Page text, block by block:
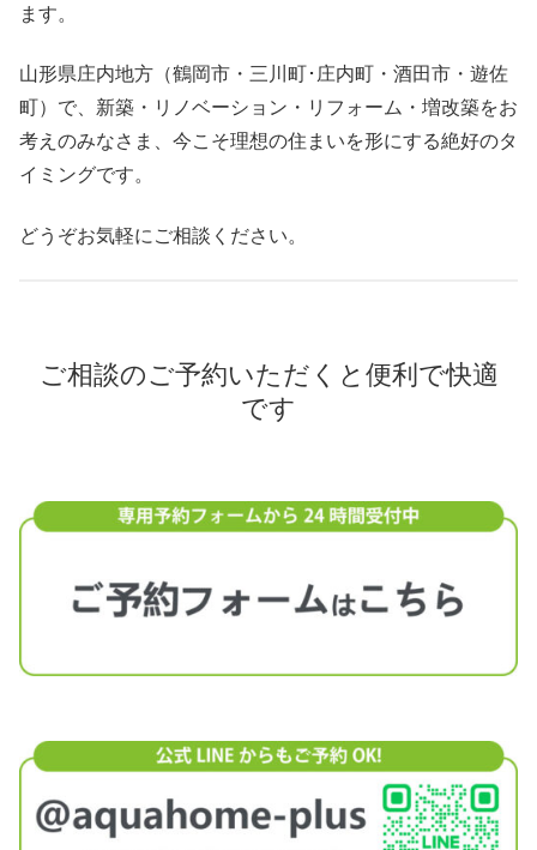
ます。
山形県庄内地方（鶴岡市・三川町･庄内町・酒田市・遊佐
町）で、新築・リノベーション・リフォーム・増改築をお
考えのみなさま、今こそ理想の住まいを形にする絶好のタ
イミングです。
どうぞお気軽にご相談ください。
ご相談のご予約いただくと便利で快適
です